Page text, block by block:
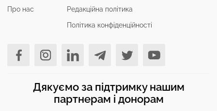
Про нас Редакційна політика
Політика конфіденційності
Дякуємо за підтримку нашим
партнерам і донорам